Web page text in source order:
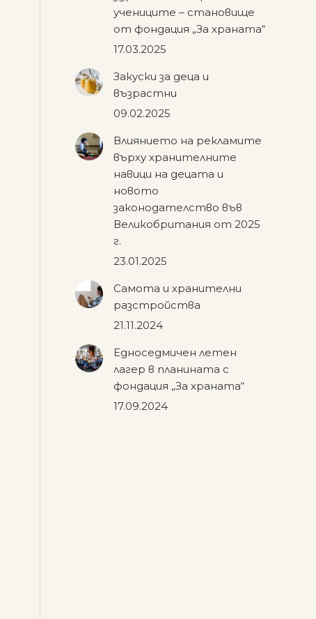
учениците – становище
от фондация „За храната“
17.03.2025
Закуски за деца и
възрастни
09.02.2025
Влиянието на рекламите
върху хранителните
навици на децата и
новото
законодателство във
Великобритания от 2025
г.
23.01.2025
Самота и хранителни
разстройства
21.11.2024
Едноседмичен летен
лагер в планината с
фондация „За храната“
17.09.2024